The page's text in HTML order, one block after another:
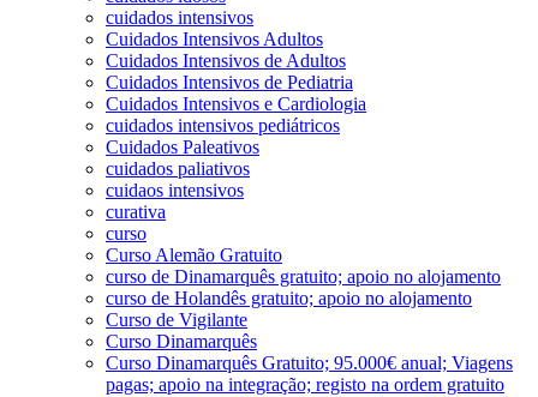
cuidados intensivos
Cuidados Intensivos Adultos
Cuidados Intensivos de Adultos
Cuidados Intensivos de Pediatria
Cuidados Intensivos e Cardiologia
cuidados intensivos pediátricos
Cuidados Paleativos
cuidados paliativos
cuidaos intensivos
curativa
curso
Curso Alemão Gratuito
curso de Dinamarquês gratuito; apoio no alojamento
curso de Holandês gratuito; apoio no alojamento
Curso de Vigilante
Curso Dinamarquês
Curso Dinamarquês Gratuito; 95.000€ anual; Viagens
pagas; apoio na integração; registo na ordem gratuito